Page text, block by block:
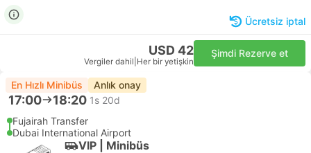
Ücretsiz iptal
USD 42
Vergiler dahil Her bir yetişkin
Şimdi Rezerve et
En Hızlı Minibüs Anlık onay
17:00 18:20 1s 20d
Fujairah Transfer
Dubai International Airport
VIP | Minibüs